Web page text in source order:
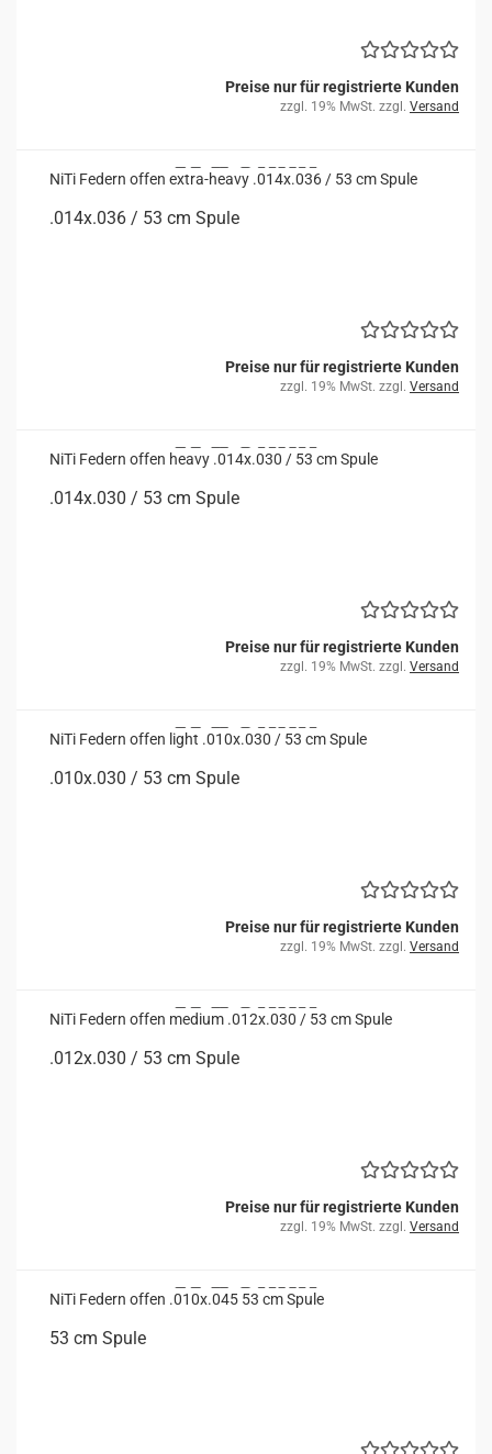
Preise nur für registrierte Kunden
zzgl. 19% MwSt. zzgl. Versand
NiTi Fe­dern offen extra-​​heavy .014x.036 / 53 cm Spule
.014x.036 / 53 cm Spule
Preise nur für registrierte Kunden
zzgl. 19% MwSt. zzgl. Versand
NiTi Fe­dern offen heavy .014x.030 / 53 cm Spule
.014x.030 / 53 cm Spule
Preise nur für registrierte Kunden
zzgl. 19% MwSt. zzgl. Versand
NiTi Fe­dern offen light .010x.030 / 53 cm Spule
.010x.030 / 53 cm Spule
Preise nur für registrierte Kunden
zzgl. 19% MwSt. zzgl. Versand
NiTi Fe­dern offen me­di­um .012x.030 / 53 cm Spule
.012x.030 / 53 cm Spule
Preise nur für registrierte Kunden
zzgl. 19% MwSt. zzgl. Versand
NiTi Fe­dern offen .010x.045 53 cm Spule
53 cm Spule